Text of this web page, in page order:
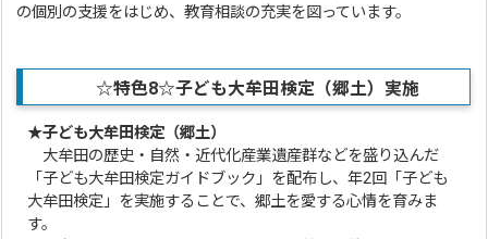
の個別の支援をはじめ、教育相談の充実を図っています。
☆特色8☆子ども大牟田検定（郷土）実施
★子ども大牟田検定（郷土）
大牟田の歴史・自然・近代化産業遺産群などを盛り込んだ
「子ども大牟田検定ガイドブック」を配布し、年2回「子ども
大牟田検定」を実施することで、郷土を愛する心情を育みま
す。